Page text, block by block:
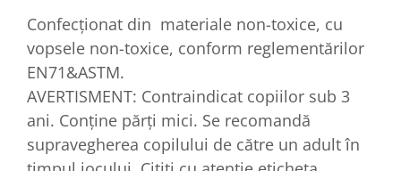
Confecționat din materiale non-toxice, cu
vopsele non-toxice, conform reglementărilor
EN71&ASTM.
AVERTISMENT: Contraindicat copiilor sub 3
ani. Conține părți mici. Se recomandă
supravegherea copilului de către un adult în